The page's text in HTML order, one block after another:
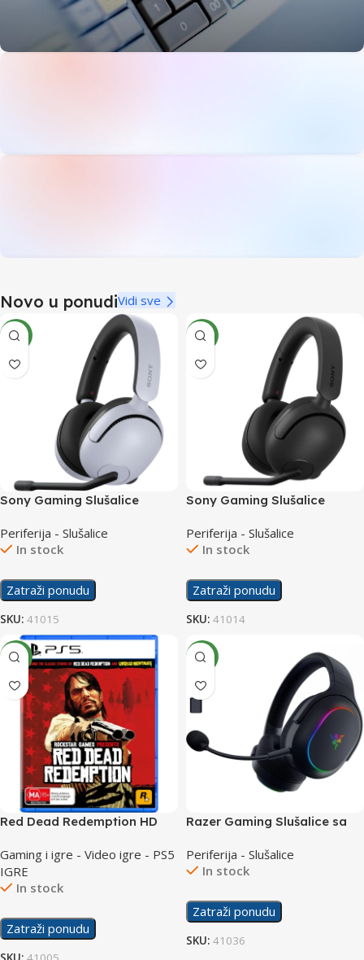
Novo u ponudiVidi sve
NEW
Sony Gaming Slušalice
Periferija - Slušalice
In stock
Zatraži ponudu
SKU: 41015
NEW
Sony Gaming Slušalice
Periferija - Slušalice
In stock
Zatraži ponudu
SKU: 41014
NEW
Red Dead Redemption HD
Gaming i igre - Video igre - PS5
IGRE
In stock
Zatraži ponudu
NEW
Razer Gaming Slušalice sa
Chroma Wireless
Periferija - Slušalice
In stock
Zatraži ponudu
SKU: 41036